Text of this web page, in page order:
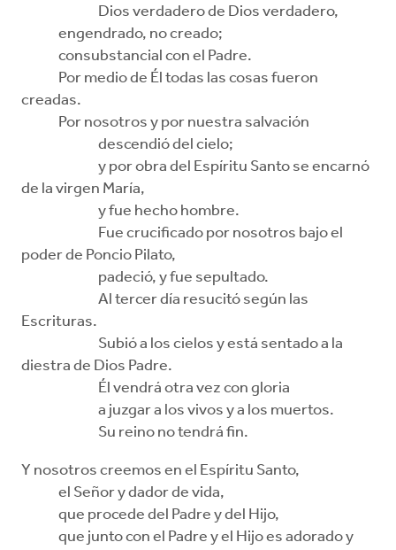
Dios verdadero de Dios verdadero,
engendrado, no creado;
consubstancial con el Padre.
Por medio de Él todas las cosas fueron
creadas.
Por nosotros y por nuestra salvación
descendió del cielo;
y por obra del Espíritu Santo se encarnó
de la virgen María,
y fue hecho hombre.
Fue crucificado por nosotros bajo el
poder de Poncio Pilato,
padeció, y fue sepultado.
Al tercer día resucitó según las
Escrituras.
Subió a los cielos y está sentado a la
diestra de Dios Padre.
Él vendrá otra vez con gloria
a juzgar a los vivos y a los muertos.
Su reino no tendrá fin.
Y nosotros creemos en el Espíritu Santo,
el Señor y dador de vida,
que procede del Padre y del Hijo,
que junto con el Padre y el Hijo es adorado y